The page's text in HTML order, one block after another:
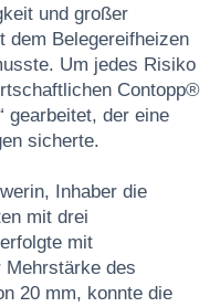
und großer
dem Belegereifheizen
Um jedes Risiko
Contopp®
gearbeitet, der eine
sicherte.
Inhaber die
mit drei
mit
des
20 mm, konnte die